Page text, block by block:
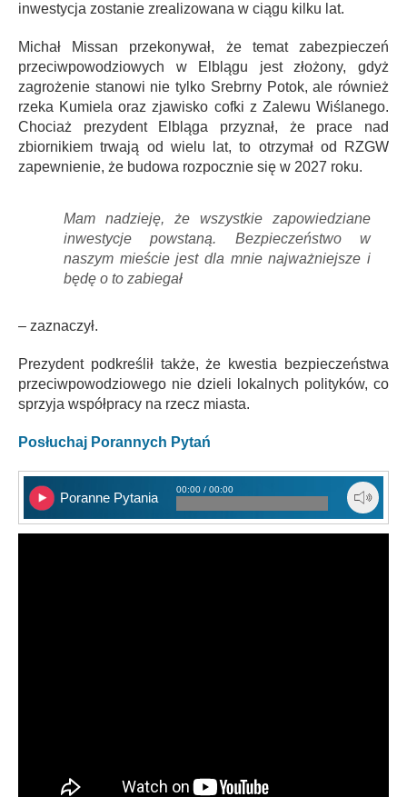
inwestycja zostanie zrealizowana w ciągu kilku lat.
Michał Missan przekonywał, że temat zabezpieczeń
przeciwpowodziowych w Elblągu jest złożony, gdyż
zagrożenie stanowi nie tylko Srebrny Potok, ale również
rzeka Kumiela oraz zjawisko cofki z Zalewu Wiślanego.
Chociaż prezydent Elbląga przyznał, że prace nad
zbiornikiem trwają od wielu lat, to otrzymał od RZGW
zapewnienie, że budowa rozpocznie się w 2027 roku.
Mam nadzieję, że wszystkie zapowiedziane
inwestycje powstaną. Bezpieczeństwo w
naszym mieście jest dla mnie najważniejsze i
będę o to zabiegał
– zaznaczył.
Prezydent podkreślił także, że kwestia bezpieczeństwa
przeciwpowodziowego nie dzieli lokalnych polityków, co
sprzyja współpracy na rzecz miasta.
Posłuchaj Porannych Pytań
Poranne Pytania
00:00 / 00:00